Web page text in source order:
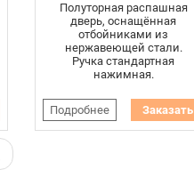
Полуторная распашная
дверь, оснащённая
отбойниками из
нержавеющей стали.
Ручка стандартная
нажимная.
Подробнее Заказать